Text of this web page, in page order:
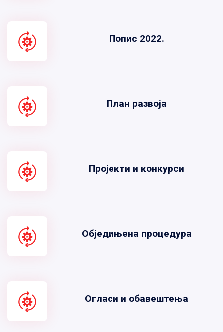
Попис 2022.
План развоја
Пројекти и конкурси
Обједињена процедура
Огласи и обавештења